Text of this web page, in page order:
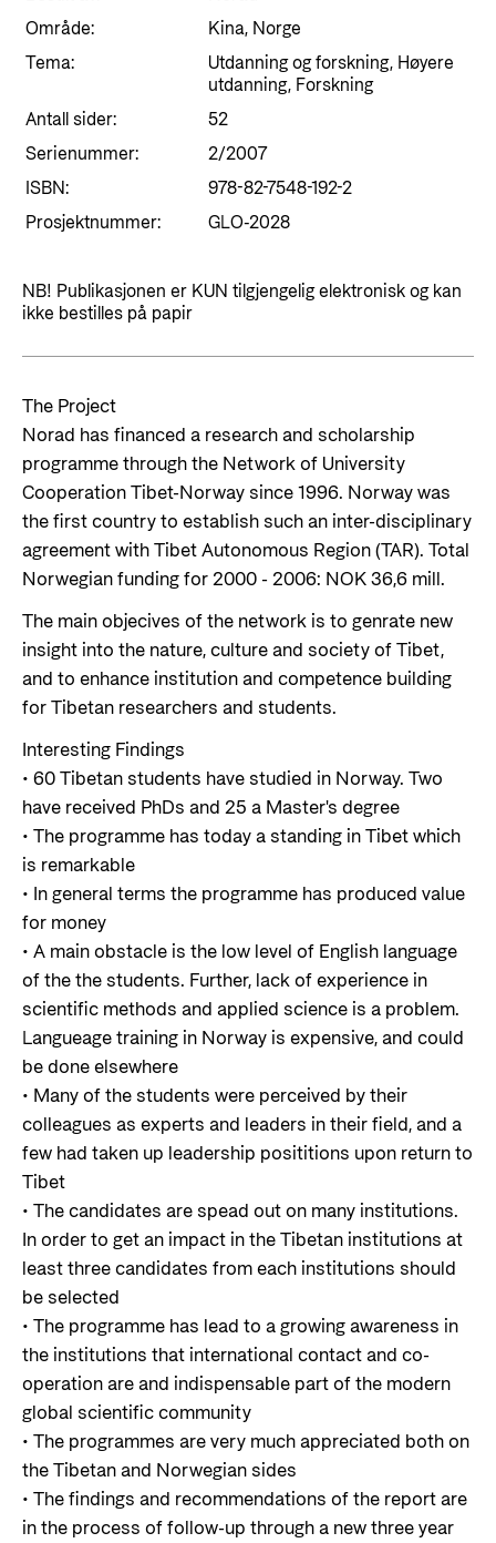
Styresett og økonomisk utvikling
For næringslivet
Statsgarantiordningen for investeringer i
Norad - Partnerskap med privat sektor
Nyttige lenker
Partnerfordeling
Kontakt
Kontakt oss
Presse og media
Personvern
Område:
Kina, Norge
Tema:
Utdanning og forskning, Høyere
utdanning, Forskning
Antall sider:
52
Serienummer:
2/2007
ISBN:
978-82-7548-192-2
Prosjektnummer:
GLO-2028
NB! Publikasjonen er KUN tilgjengelig elektronisk og kan
ikke bestilles på papir
The Project
Norad has financed a research and scholarship
programme through the Network of University
Cooperation Tibet-Norway since 1996. Norway was
the first country to establish such an inter-disciplinary
agreement with Tibet Autonomous Region (TAR). Total
Norwegian funding for 2000 - 2006: NOK 36,6 mill.
The main objecives of the network is to genrate new
insight into the nature, culture and society of Tibet,
and to enhance institution and competence building
for Tibetan researchers and students.
Interesting Findings
• 60 Tibetan students have studied in Norway. Two
have received PhDs and 25 a Master's degree
• The programme has today a standing in Tibet which
is remarkable
• In general terms the programme has produced value
for money
• A main obstacle is the low level of English language
of the the students. Further, lack of experience in
scientific methods and applied science is a problem.
Langueage training in Norway is expensive, and could
be done elsewhere
• Many of the students were perceived by their
colleagues as experts and leaders in their field, and a
few had taken up leadership posititions upon return to
Tibet
• The candidates are spead out on many institutions.
In order to get an impact in the Tibetan institutions at
least three candidates from each institutions should
be selected
• The programme has lead to a growing awareness in
the institutions that international contact and co-
operation are and indispensable part of the modern
global scientific community
• The programmes are very much appreciated both on
the Tibetan and Norwegian sides
• The findings and recommendations of the report are
in the process of follow-up through a new three year